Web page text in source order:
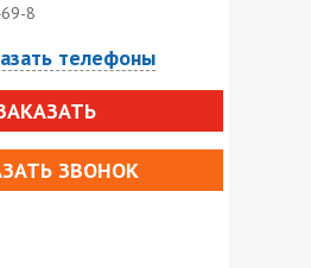
8
телефоны
ЗВОНОК